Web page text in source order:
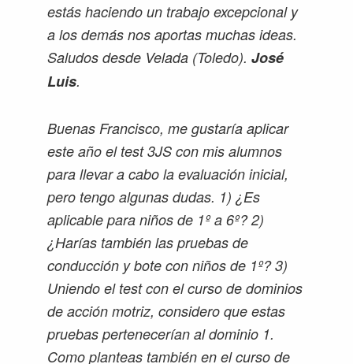
estás haciendo un trabajo excepcional y
a los demás nos aportas muchas ideas.
Saludos desde Velada (Toledo). José
Luis.
Buenas Francisco, me gustaría aplicar
este año el test 3JS con mis alumnos
para llevar a cabo la evaluación inicial,
pero tengo algunas dudas. 1) ¿Es
aplicable para niños de 1º a 6º? 2)
¿Harías también las pruebas de
conducción y bote con niños de 1º? 3)
Uniendo el test con el curso de dominios
de acción motriz, considero que estas
pruebas pertenecerían al dominio 1.
Como planteas también en el curso de